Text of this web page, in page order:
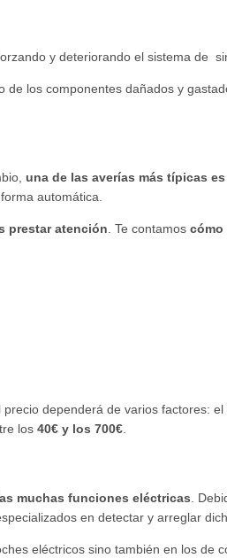
y deteriorando el sistema de
de los componentes dañados y
una de las averías más típicas
automática.
prestar atención. Te contamos cómo
precio dependerá de varios factores:
los 40€ y los 700€.
muchas funciones eléctricas.
en detectar y arreglar
eléctricos sino también en los de